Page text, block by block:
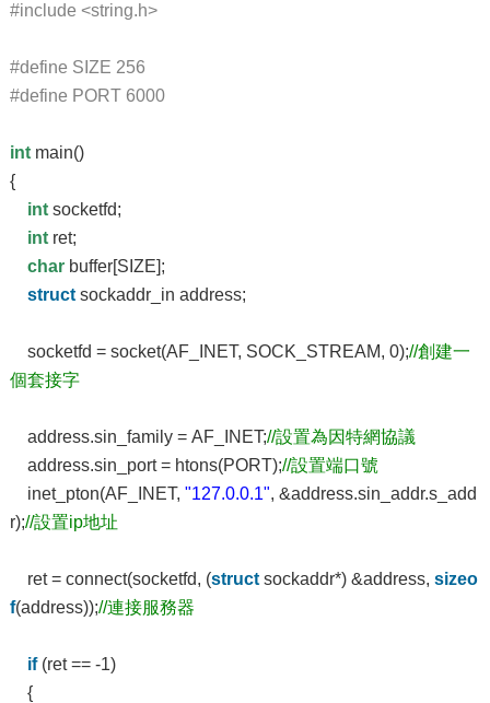
#include <string.h>
#define SIZE 256
#define PORT 6000
intmain()
{
intsocketfd;
intret;
charbuffer[SIZE];
structsockaddr_in address;
socketfd = socket(AF_INET, SOCK_STREAM, 0);//創建一
個套接字
address.sin_family = AF_INET;//設置為因特網協議
address.sin_port = htons(PORT);//設置端口號
inet_pton(AF_INET, "127.0.0.1", &address.sin_addr.s_add
r);//設置ip地址
ret = connect(socketfd, (structsockaddr*) &address, sizeo
f(address));//連接服務器
if(ret == -1)
{